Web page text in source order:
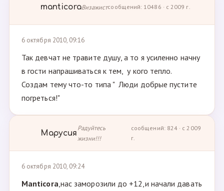
manticoraВизажистсообщений: 10486 · с 2009 г.
6 октября 2010, 09:16
Так девчат не травите душу, а то я усиленно начну
в гости напрашиваться к тем, у кого тепло.
Создам тему что-то типа " Люди добрые пустите
погреться!"
Марусия
Радуйтесь
жизни!!!
сообщений: 824 · с 2009
г.
6 октября 2010, 09:24
Manticora,нас заморозили до +12,и начали давать